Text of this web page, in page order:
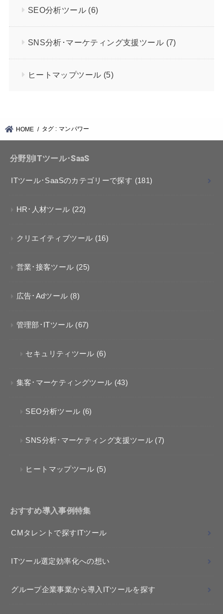
SEO分析ツール (6)
SNS分析･マーケティング支援ツール (7)
ヒートマップツール (5)
HOME タグ : マンパワー
分野別ITツール･SaaS
ITツール･SaaSのカテゴリーで探す (181)
HR･人材ツール (22)
クリエイティブツール (16)
営業･接客ツール (25)
広告･Adツール (8)
管理部･ITツール (67)
セキュリティツール (6)
集客･マーケティングツール (43)
SEO分析ツール (6)
SNS分析･マーケティング支援ツール (7)
ヒートマップツール (5)
おすすめ導入事例特集
CMタレントで探すITツール
ITツール選定効率化への想い
グループ企業事業から導入ITツールを探す